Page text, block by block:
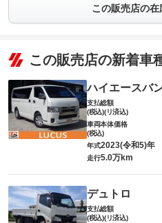
この販売店の
この販売店の新着車
ハイエースバ
支払総額
(税込)(リ済込)
車両本体価格
(税込)
年式2023(令和5)年
走行5.0万km
デュトロ
支払総額
(税込)(リ済込)